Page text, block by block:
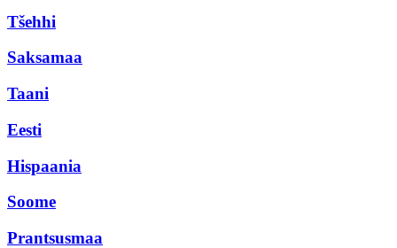
Tšehhi
Saksamaa
Taani
Eesti
Hispaania
Soome
Prantsusmaa